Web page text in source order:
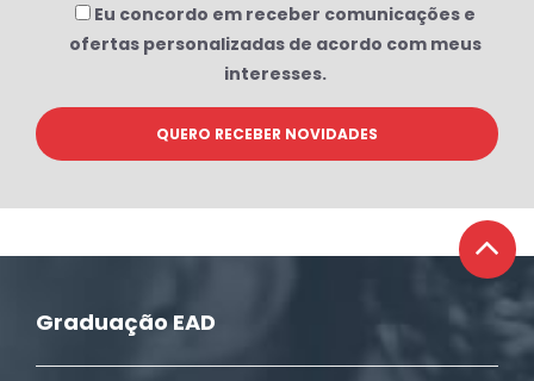
Eu concordo em receber comunicações e
ofertas personalizadas de acordo com meus
interesses.
Graduação EAD